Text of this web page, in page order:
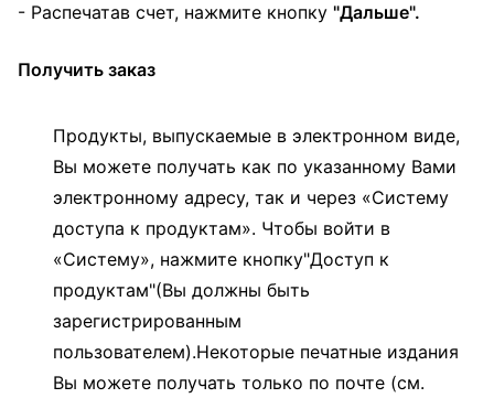
- Распечатав счет, нажмите кнопку "Дальше".
Получить заказ
Продукты, выпускаемые в электронном виде,
Вы можете получать как по указанному Вами
электронному адресу, так и через «Систему
доступа к продуктам». Чтобы войти в
«Систему», нажмите кнопку"Доступ к
продуктам"(Вы должны быть
зарегистрированным
пользователем).Некоторые печатные издания
Вы можете получать только по почте (см.